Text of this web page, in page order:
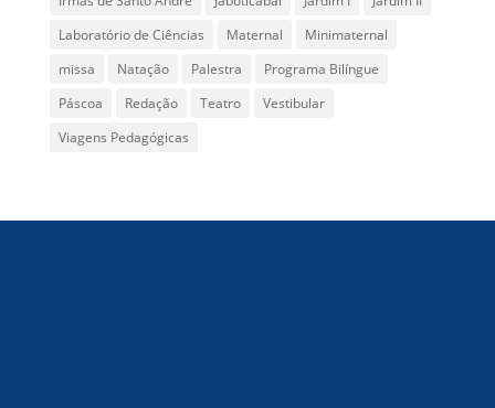
Laboratório de Ciências
Maternal
Minimaternal
missa
Natação Palestra
Programa Bilíngue
Páscoa
Redação Teatro
Vestibular
Viagens Pedagógicas